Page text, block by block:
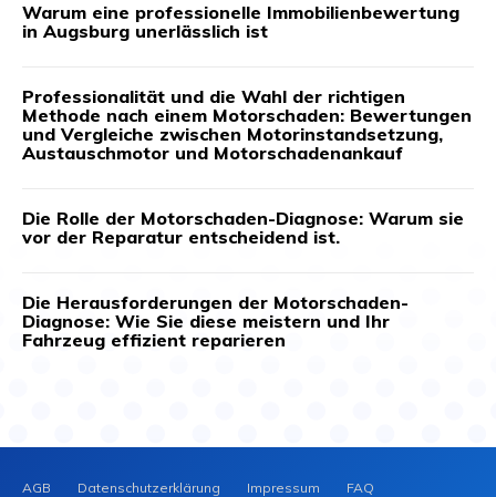
Warum eine professionelle Immobilienbewertung
in Augsburg unerlässlich ist
Professionalität und die Wahl der richtigen
Methode nach einem Motorschaden: Bewertungen
und Vergleiche zwischen Motorinstandsetzung,
Austauschmotor und Motorschadenankauf
Die Rolle der Motorschaden-Diagnose: Warum sie
vor der Reparatur entscheidend ist.
Die Herausforderungen der Motorschaden-
Diagnose: Wie Sie diese meistern und Ihr
Fahrzeug effizient reparieren
AGB Datenschutzerklärung Impressum FAQ